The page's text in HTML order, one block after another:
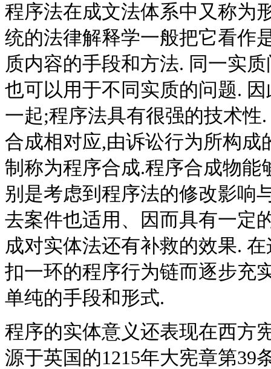
程序法在成文法体系中又称为
统的法律解释学一般把它看作
质内容的手段和方法. 同一实
也可以用于不同实质的问题.
一起;程序法具有很强的技术
合成相对应,由诉讼行为所构成
制称为程序合成.程序合成物
别是考虑到程序法的修改影响
去案件也适用、因而具有一定
成对实体法还有补救的效果.
扣一环的程序行为链而逐步充
单纯的手段和形式.
程序的实体意义还表现在西方
源于英国的1215年大宪章第39